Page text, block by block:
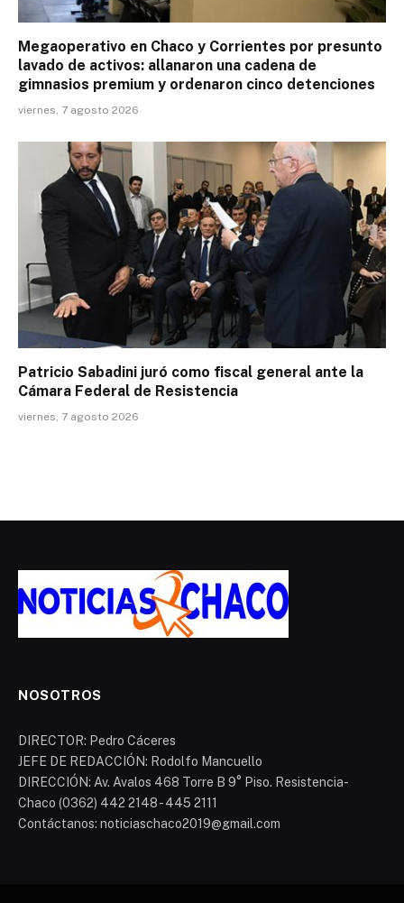
Megaoperativo en Chaco y Corrientes por presunto
lavado de activos: allanaron una cadena de
gimnasios premium y ordenaron cinco detenciones
viernes, 7 agosto 2026
Patricio Sabadini juró como fiscal general ante la
Cámara Federal de Resistencia
viernes, 7 agosto 2026
NOSOTROS
DIRECTOR: Pedro Cáceres
JEFE DE REDACCIÓN: Rodolfo Mancuello
DIRECCIÓN: Av. Avalos 468 Torre B 9° Piso. Resistencia-
Chaco (0362) 442 2148 - 445 2111
Contáctanos: noticiaschaco2019@gmail.com